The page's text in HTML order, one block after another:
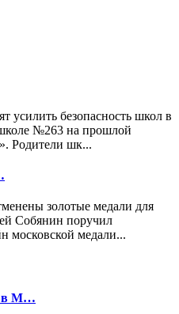
усилить безопасность школ в
№263 на прошлой
Родители шк...
золотые медали для
Собянин поручил
московской медали...
в М…